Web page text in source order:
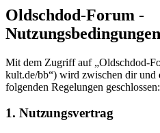
Oldschdod-Forum -
Nutzungsbedingungen
Mit dem Zugriff auf „Oldschdod-
kult.de/bb“) wird zwischen dir und
folgenden Regelungen geschlossen:
1. Nutzungsvertrag